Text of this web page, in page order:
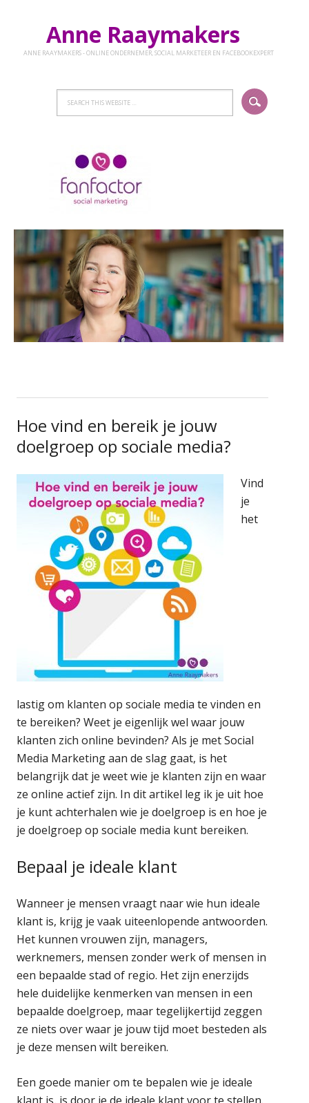
Anne Raaymakers
ANNE RAAYMAKERS - ONLINE ONDERNEMER, SOCIAL MARKETEER EN FACEBOOKEXPERT
Hoe vind en bereik je jouw
doelgroep op sociale media?
Vind
je
het
lastig om klanten op sociale media te vinden en
te bereiken? Weet je eigenlijk wel waar jouw
klanten zich online bevinden? Als je met Social
Media Marketing aan de slag gaat, is het
belangrijk dat je weet wie je klanten zijn en waar
ze online actief zijn. In dit artikel leg ik je uit hoe
je kunt achterhalen wie je doelgroep is en hoe je
je doelgroep op sociale media kunt bereiken.
Bepaal je ideale klant
Wanneer je mensen vraagt naar wie hun ideale
klant is, krijg je vaak uiteenlopende antwoorden.
Het kunnen vrouwen zijn, managers,
werknemers, mensen zonder werk of mensen in
een bepaalde stad of regio. Het zijn enerzijds
hele duidelijke kenmerken van mensen in een
bepaalde doelgroep, maar tegelijkertijd zeggen
ze niets over waar je jouw tijd moet besteden als
je deze mensen wilt bereiken.
Een goede manier om te bepalen wie je ideale